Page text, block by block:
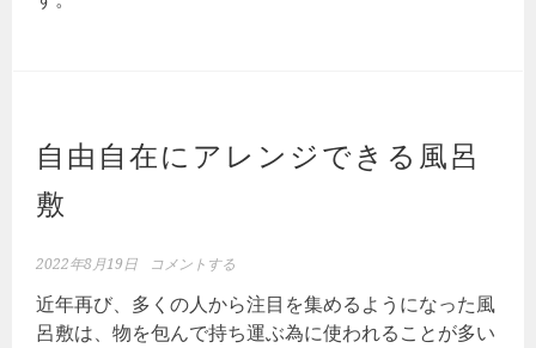
自由自在にアレンジできる風呂
敷
2022年8月19日 コメントする
近年再び、多くの人から注目を集めるようになった風
呂敷は、物を包んで持ち運ぶ為に使われることが多い